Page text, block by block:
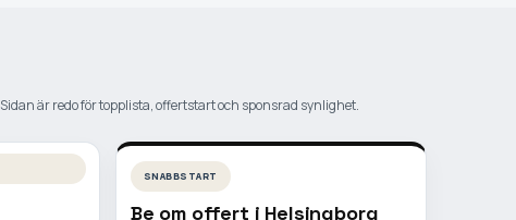
Sidan är redo för topplista, offertstart och sponsrad synlighet.
SNABBSTART
Be om offert i Helsingborg